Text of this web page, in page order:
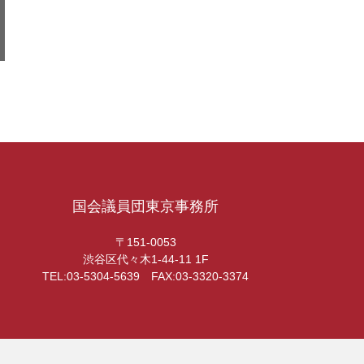
国会議員団東京事務所
〒151-0053
渋谷区代々木1-44-11 1F
TEL:03-5304-5639 FAX:03-3320-3374